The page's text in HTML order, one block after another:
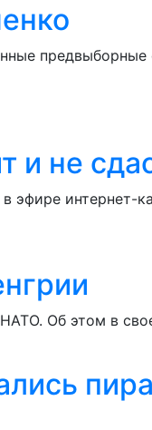
и не
интернет-
Об этом в